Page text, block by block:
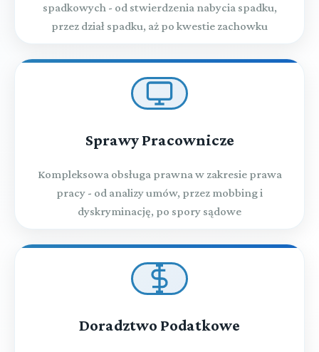
spadkowych - od stwierdzenia nabycia spadku,
przez dział spadku, aż po kwestie zachowku
Sprawy Pracownicze
Kompleksowa obsługa prawna w zakresie prawa
pracy - od analizy umów, przez mobbing i
dyskryminację, po spory sądowe
Doradztwo Podatkowe